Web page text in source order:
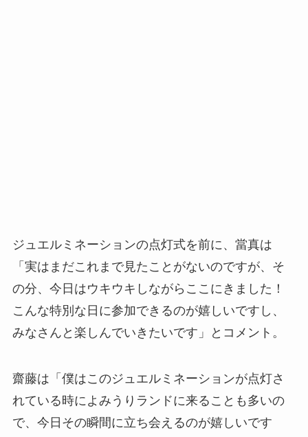
ジュエルミネーションの点灯式を前に、當真は
「実はまだこれまで見たことがないのですが、そ
の分、今日はウキウキしながらここにきました！
こんな特別な日に参加できるのが嬉しいですし、
みなさんと楽しんでいきたいです」とコメント。
齋藤は「僕はこのジュエルミネーションが点灯さ
れている時によみうりランドに来ることも多いの
で、今日その瞬間に立ち会えるのが嬉しいです